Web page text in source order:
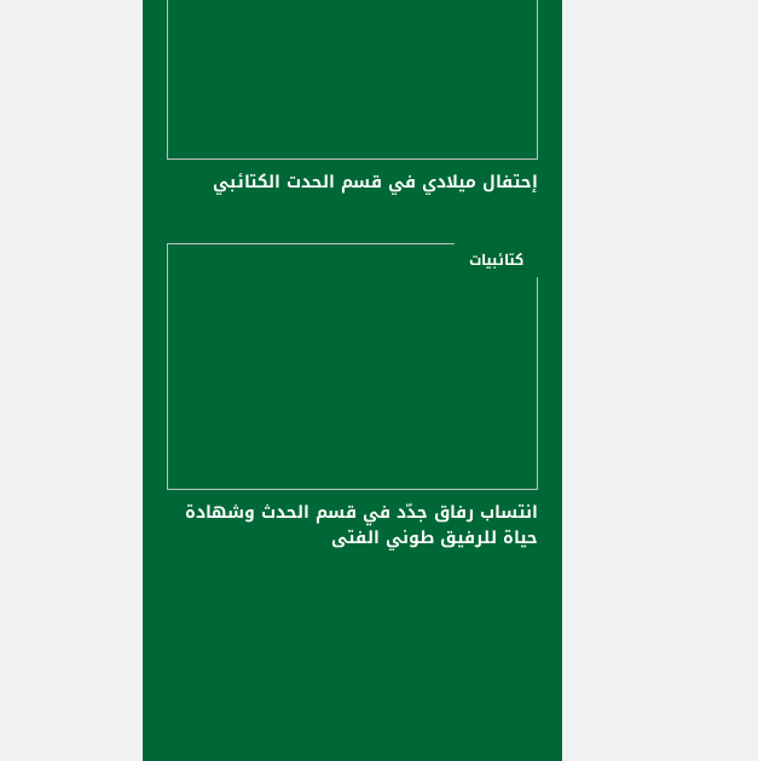
إحتفال ميلادي في قسم الحدت الكتائبي
كتائبيات
انتساب رفاق جدّد في قسم الحدث وشهادة
حياة للرفيق طوني الفتى